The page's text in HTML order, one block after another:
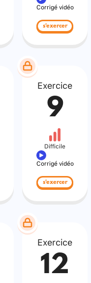
Corrigé vidéo
s'exercer
Exercice
9
Difficile
Corrigé vidéo
s'exercer
Exercice
12